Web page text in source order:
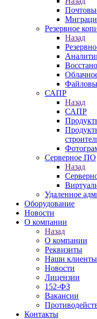
Резервное
Назад
САПР
Назад
САПР
Серверное ПО
Назад
Удаленное
Оборудование
Новости
О компании
Назад
О компании
Реквизиты
Наши клиенты
Новости
Лицензии
152-ФЗ
Вакансии
Контакты